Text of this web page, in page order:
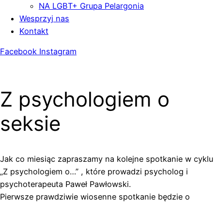
NA LGBT+ Grupa Pelargonia
Wesprzyj nas
Kontakt
Facebook Instagram
Z psychologiem o
seksie
Jak co miesiąc zapraszamy na kolejne spotkanie w cyklu
„Z psychologiem o…” , które prowadzi psycholog i
psychoterapeuta Paweł Pawłowski.
Pierwsze prawdziwie wiosenne spotkanie będzie o